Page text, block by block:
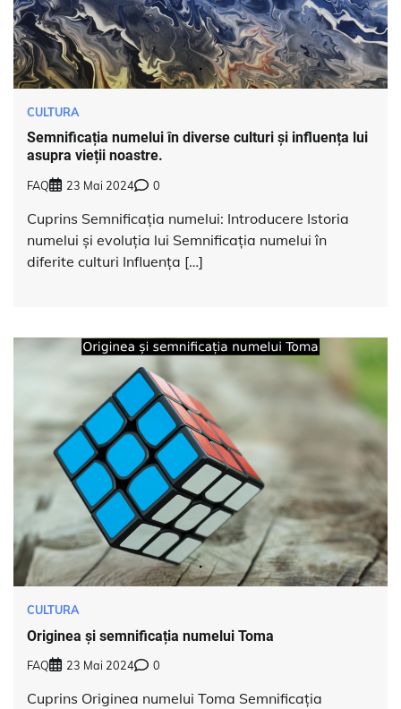
CULTURA
Semnificația numelui în diverse culturi și influența lui
asupra vieții noastre.
FAQ 23 Mai 2024 0
Cuprins Semnificația numelui: Introducere Istoria
numelui și evoluția lui Semnificația numelui în
diferite culturi Influența […]
CULTURA
Originea și semnificația numelui Toma
FAQ 23 Mai 2024 0
Cuprins Originea numelui Toma Semnificația